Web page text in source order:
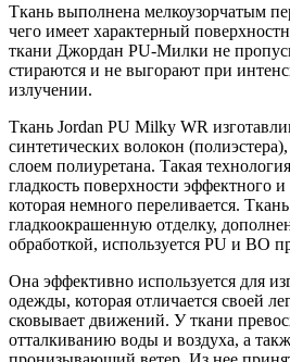
Ткань выполнена мелкоузорчатым
чего имеет характерный
ткани Джордан PU-Милки не
стираются и не выгорают при
излучении.
Ткань Jordan PU Milky WR
синтетических волокон
слоем полиуретана. Такая
гладкость поверхности эффектного и
которая немного переливается.
гладкоокрашенную отделку,
обработкой, используется PU и BO
Она эффективно используется для
одежды, которая отличается своей
сковывает движений. У ткани
отталкиванию воды и воздуха, а